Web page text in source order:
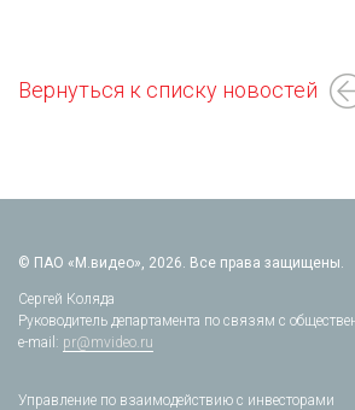
Вернуться к списку новостей
© ПАО «М.видео», 2026. Все права защищены.
Сергей Коляда
Руководитель департамента по связям с
e-mail: pr@mvideo.ru
Управление по взаимодействию с инвесторами